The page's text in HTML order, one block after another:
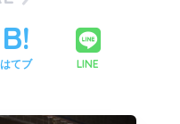
はてブ LINE